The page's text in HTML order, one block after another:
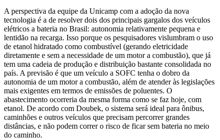
A perspectiva da equipe da Unicamp com a adoção da nova
tecnologia é a de resolver dois dos principais gargalos dos veículos
elétricos a bateria no Brasil: autonomia relativamente pequena e
lentidão na recarga. Isso porque os pesquisadores vislumbram o uso
de etanol hidratado como combustível (gerando eletricidade
diretamente e sem a necessidade de um motor a combustão), que já
tem uma cadeia de produção e distribuição bastante consolidada no
país. A previsão é que um veículo a SOFC tenha o dobro da
autonomia de um motor a combustão, além de atender às legislações
mais exigentes em termos de emissões de poluentes. O
abastecimento ocorreria da mesma forma como se faz hoje, com
etanol. De acordo com Doubek, o sistema será ideal para ônibus,
caminhões e outros veículos que precisam percorrer grandes
distâncias, e não podem correr o risco de ficar sem bateria no meio
do caminho.